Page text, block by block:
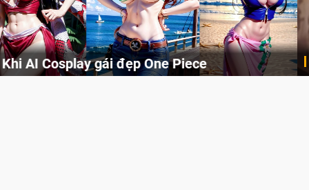
Cosplay Xiangling siêu cute